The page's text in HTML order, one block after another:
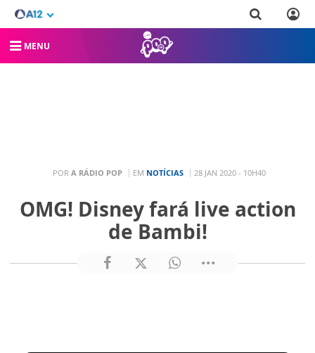
MENU
POR A RÁDIO POP EM NOTÍCIAS 28 JAN 2020 - 10H40
OMG! Disney fará live action
de Bambi!